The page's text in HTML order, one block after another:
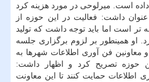
است. میرلوحی در مورد هزینه كرد
داشت: فعالیت در این حوزه از
تر است اما باید توجه داشت كه تولید
او همینطور بر لزوم برگزاری جلسه
معاونین فن آوری اطلاعات شهرها به
حوزه تصریح كرد و اظهار داشت:
اطلاعات حمایت كنند تا این معاونت